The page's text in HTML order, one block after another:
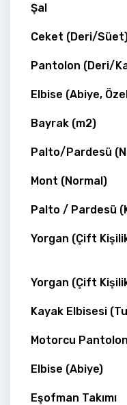
Şal
Ceket (Deri/
Pantolon (Deri/
Elbise (Abiye,
Bayrak (m2)
Palto/Pardesü
Mont (Normal)
Palto / Pardesü
Yorgan (Çift
Yorgan (Çift
Kayak Elbisesi
Motorcu
Elbise (Abiye)
Eşofman Takımı